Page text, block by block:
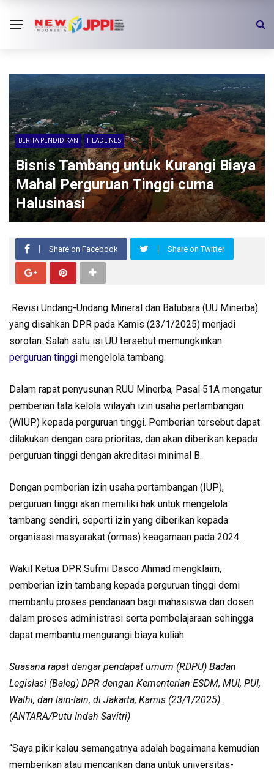
BERITA PENDIDIKAN HEADLINES
Bisnis Tambang untuk Kurangi Biaya
Mahal Perguruan Tinggi cuma
Halusinasi
Share on Facebook Share on Twitter
Revisi Undang-Undang Mineral dan Batubara (UU Minerba)
yang disahkan DPR pada Kamis (23/1/2025) menjadi
sorotan. Salah satu isi UU tersebut memungkinkan
perguruan tinggi mengelola tambang.
Dalam rapat penyusunan RUU Minerba, Pasal 51A mengatur
pemberian tata kelola wilayah izin usaha pertambangan
(WIUP) kepada perguruan tinggi. Pemberian tersebut dapat
dilakukan dengan cara prioritas, dan akan diberikan kepada
perguruan tinggi dengan akreditasi minimal B.
Dengan pemberian izin usaha pertambangan (IUP),
perguruan tinggi akan memiliki hak untuk mengelola
tambang sendiri, seperti izin yang diberikan kepada
organisasi masyarakat (ormas) keagamaan pada 2024.
Wakil Ketua DPR Sufmi Dasco Ahmad mengklaim,
pemberian izin tambang kepada perguruan tinggi demi
membantu proses pendanaan bagi mahasiswa dan dosen
dalam proses administrasi serta pembelajaraan sehingga
dapat membantu mengurangi biaya kuliah.
Suasana rapat dengar pendapat umum (RDPU) Badan
Legislasi (Baleg) DPR dengan Kementerian ESDM, MUI, PUI,
Walhi, dan lain-lain, di Jakarta, Kamis (23/1/2025).
(ANTARA/Putu Indah Savitri)
“Saya pikir kalau semangatnya adalah bagaimana kemudian
memberikan atau mencarikan dana untuk universitas-